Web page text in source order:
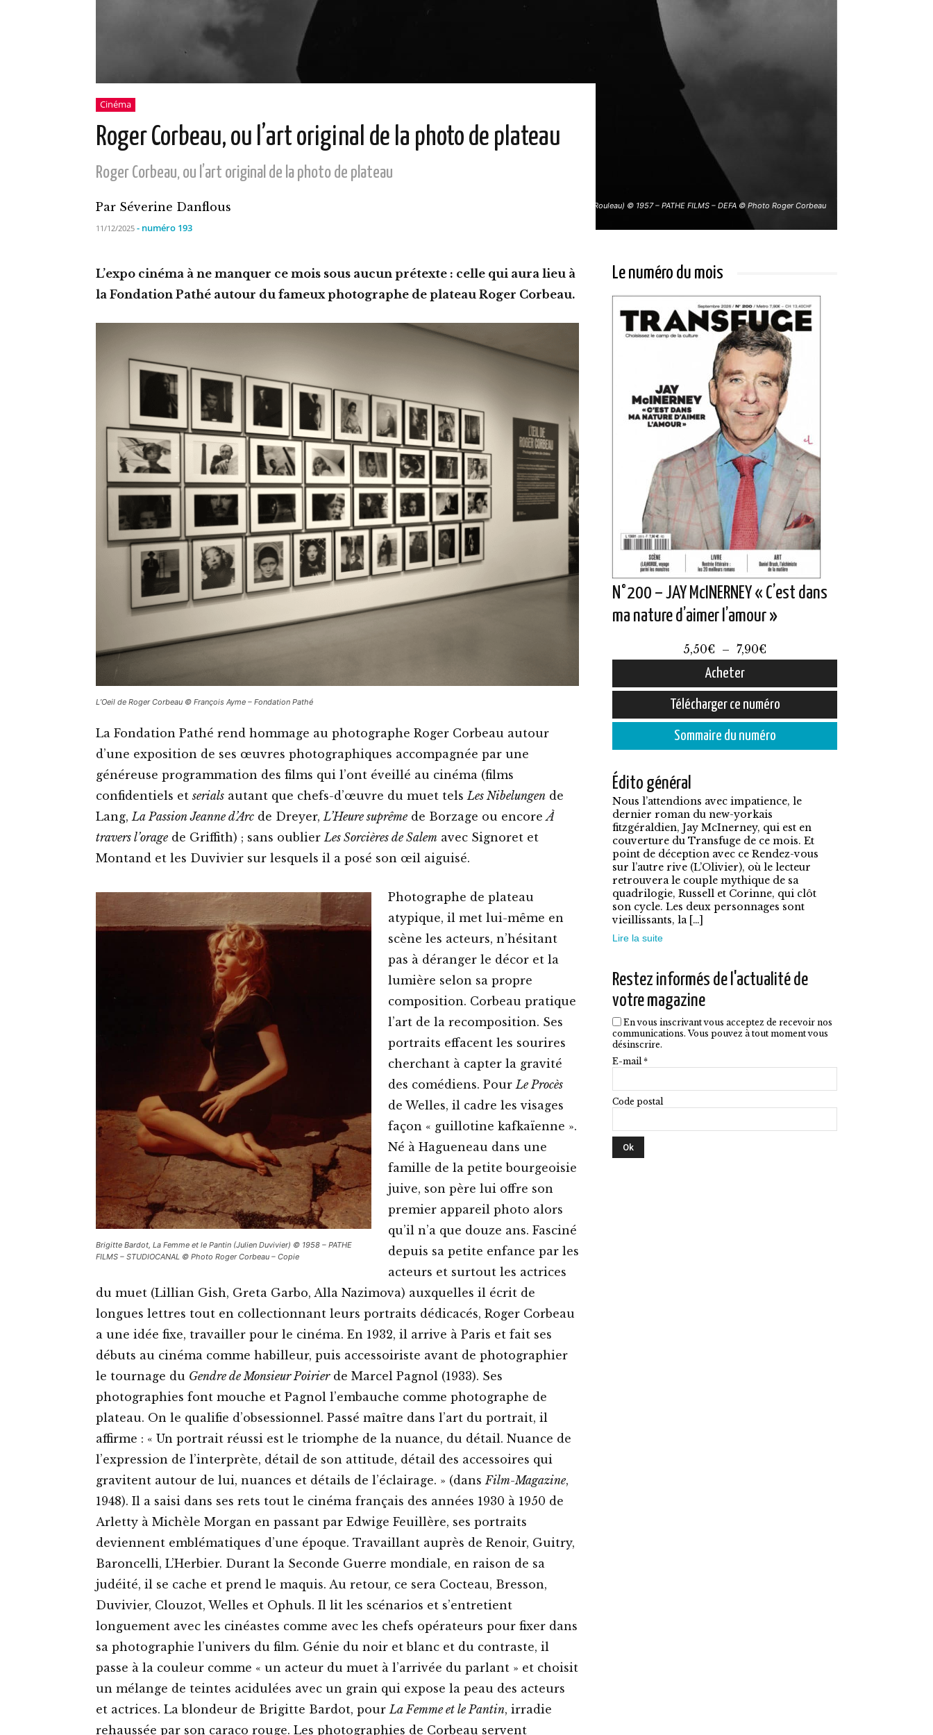
Mylène Demongeot, Les Sorcières de Salem (Raymond Rouleau) © 1957 – PATHE FILMS – DEFA © Photo Roger Corbeau
Cinéma
Roger Corbeau, ou l’art original de la photo de plateau
Roger Corbeau, ou l’art original de la photo de plateau
Par Séverine Danflous
11/12/2025 - numéro 193
L’expo cinéma à ne manquer ce mois sous aucun prétexte : celle qui aura lieu à
la Fondation Pathé autour du fameux photographe de plateau Roger Corbeau.
L’Oeil de Roger Corbeau © François Ayme – Fondation Pathé
La Fondation Pathé rend hommage au photographe Roger Corbeau autour
d’une exposition de ses œuvres photographiques accompagnée par une
généreuse programmation des films qui l’ont éveillé au cinéma (films
confidentiels etserials autant que chefs-d’œuvre du muet tels Les Nibelungen de
Lang, La Passion Jeanne d’Arc de Dreyer, L’Heure suprême de Borzage ou encoreÀ
travers l’orage de Griffith) ; sans oublier Les Sorcières de Salem avec Signoret et
Montand et les Duvivier sur lesquels il a posé son œil aiguisé.
Brigitte Bardot, La Femme et le Pantin (Julien Duvivier) © 1958 – PATHE
FILMS – STUDIOCANAL © Photo Roger Corbeau – Copie
Photographe de plateau
atypique, il met lui-même en
scène les acteurs, n’hésitant
pas à déranger le décor et la
lumière selon sa propre
composition. Corbeau pratique
l’art de la recomposition. Ses
portraits effacent les sourires
cherchant à capter la gravité
des comédiens. Pour Le Procès
de Welles, il cadre les visages
façon « guillotine kafkaïenne ».
Né à Hagueneau dans une
famille de la petite bourgeoisie
juive, son père lui offre son
premier appareil photo alors
qu’il n’a que douze ans. Fasciné
depuis sa petite enfance par les
acteurs et surtout les actrices
du muet (Lillian Gish, Greta Garbo, Alla Nazimova) auxquelles il écrit de
longues lettres tout en collectionnant leurs portraits dédicacés, Roger Corbeau
a une idée fixe, travailler pour le cinéma. En 1932, il arrive à Paris et fait ses
débuts au cinéma comme habilleur, puis accessoiriste avant de photographier
le tournage du Gendre de Monsieur Poirierde Marcel Pagnol (1933). Ses
photographies font mouche et Pagnol l’embauche comme photographe de
plateau. On le qualifie d’obsessionnel. Passé maître dans l’art du portrait, il
affirme : « Un portrait réussi est le triomphe de la nuance, du détail. Nuance de
l’expression de l’interprète, détail de son attitude, détail des accessoires qui
gravitent autour de lui, nuances et détails de l’éclairage. » (dans Film-Magazine,
1948). Il a saisi dans ses rets tout le cinéma français des années 1930 à 1950 de
Arletty à Michèle Morgan en passant par Edwige Feuillère, ses portraits
deviennent emblématiques d’une époque. Travaillant auprès de Renoir, Guitry,
Baroncelli, L’Herbier. Durant la Seconde Guerre mondiale, en raison de sa
judéité, il se cache et prend le maquis. Au retour, ce sera Cocteau, Bresson,
Duvivier, Clouzot, Welles et Ophuls. Il lit les scénarios et s’entretient
longuement avec les cinéastes comme avec les chefs opérateurs pour fixer dans
sa photographie l’univers du film. Génie du noir et blanc et du contraste, il
passe à la couleur comme « un acteur du muet à l’arrivée du parlant » et choisit
un mélange de teintes acidulées avec un grain qui expose la peau des acteurs
et actrices. La blondeur de Brigitte Bardot, pour La Femme et le Pantin, irradie
rehaussée par son caraco rouge. Les photographies de Corbeau servent
Le numéro du mois
N°200 – JAY McINERNEY « C’est dans
ma nature d’aimer l’amour »
5,50€ – 7,90€
prix :
5,50€
à
7,90€
Acheter
produit
variations.
Les
options
peuvent
être
choisies
sur
du
produit
Télécharger ce numéro
Sommaire du numéro
Édito général
Nous l’attendions avec impatience, le
dernier roman du new-yorkais
fitzgéraldien, Jay McInerney, qui est en
couverture du Transfuge de ce mois. Et
point de déception avec ce Rendez-vous
sur l’autre rive (L’Olivier), où le lecteur
retrouvera le couple mythique de sa
quadrilogie, Russell et Corinne, qui clôt
son cycle. Les deux personnages sont
vieillissants, la […]
Lire la suite
Restez informés de l'actualité de
votre magazine
En vous inscrivant vous acceptez de recevoir nos
communications. Vous pouvez à tout moment vous
désinscrire.
E-mail *
Code postal